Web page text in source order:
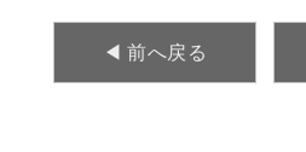
◀︎ 前へ戻る